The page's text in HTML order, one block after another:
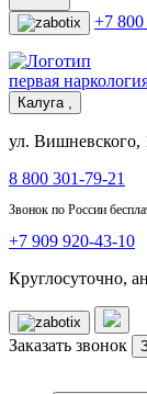
+7 800
первая
Калуга ,
ул. Вишневского,
8 800 301-79-21
Звонок по России
+7 909 920-43-10
Круглосуточно,
Заказать звонок